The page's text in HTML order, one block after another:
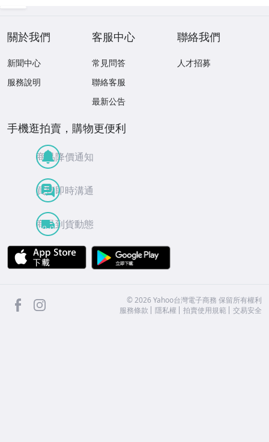
關於我們
新聞中心
服務說明
客服中心
常見問答
聯絡客服
最新公告
聯絡我們
人才招募
手機逛拍賣，購物更便利
商品降價通知
買賣即時溝通
商品到貨動態
APP Store
facebook ©2026 Yahoo台灣電子商務 保留所有權利
服務條款
隱私權 拍賣使用規範 交易安全